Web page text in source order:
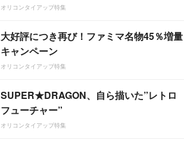
オリコンタイアップ特集
大好評につき再び！ファミマ名物45％増量
キャンペーン
オリコンタイアップ特集
SUPER★DRAGON、自ら描いた”レトロ
フューチャー”
オリコンタイアップ特集